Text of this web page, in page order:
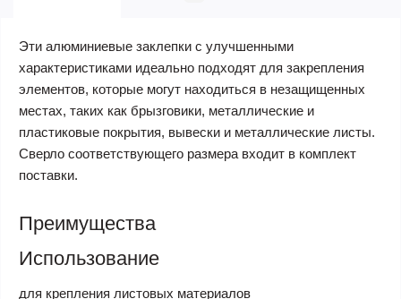
Эти алюминиевые заклепки с улучшенными
характеристиками идеально подходят для закрепления
элементов, которые могут находиться в незащищенных
местах, таких как брызговики, металлические и
пластиковые покрытия, вывески и металлические листы.
Сверло соответствующего размера входит в комплект
поставки.
Преимущества
Использование
для крепления листовых материалов